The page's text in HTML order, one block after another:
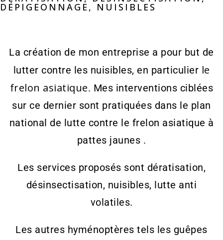
DÉPIGEONNAGE, NUISIBLES
La création de mon entreprise a pour but de
lutter contre les nuisibles, en particulier le
frelon asiatique. Mes interventions ciblées
sur ce dernier sont pratiquées dans le plan
national de lutte contre le frelon asiatique à
pattes jaunes .
Les services proposés sont dératisation,
désinsectisation, nuisibles, lutte anti
volatiles.
Les autres hyménoptères tels les guêpes